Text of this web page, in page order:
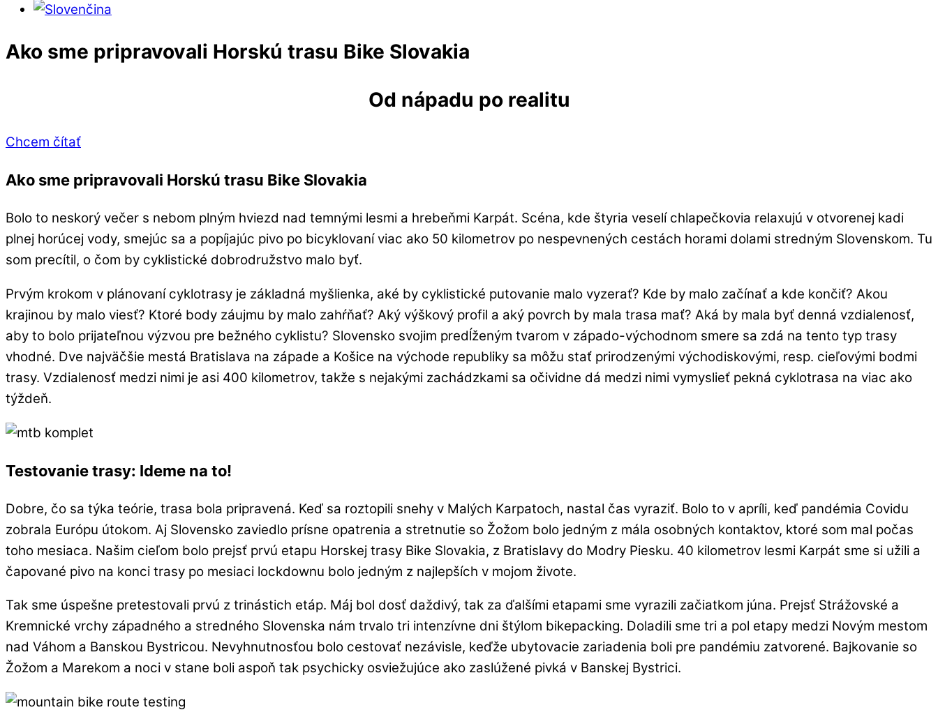
Close
Menu
Ako sme pripravovali Horskú trasu Bike Slovakia
Od nápadu po realitu
Chcem čítať
Ako sme pripravovali Horskú trasu Bike Slovakia
Bolo to neskorý večer s nebom plným hviezd nad temnými lesmi a hrebeňmi Karpát. Scéna, kde štyria veselí chlapečkovia relaxujú v otvorenej kadi
plnej horúcej vody, smejúc sa a popíjajúc pivo po bicyklovaní viac ako 50 kilometrov po nespevnených cestách horami dolami stredným Slovenskom. Tu
som precítil, o čom by cyklistické dobrodružstvo malo byť.
Prvým krokom v plánovaní cyklotrasy je základná myšlienka, aké by cyklistické putovanie malo vyzerať? Kde by malo začínať a kde končiť? Akou
krajinou by malo viesť? Ktoré body záujmu by malo zahŕňať? Aký výškový profil a aký povrch by mala trasa mať? Aká by mala byť denná vzdialenosť,
aby to bolo prijateľnou výzvou pre bežného cyklistu? Slovensko svojim predĺženým tvarom v západo-východnom smere sa zdá na tento typ trasy
vhodné. Dve najväčšie mestá Bratislava na západe a Košice na východe republiky sa môžu stať prirodzenými východiskovými, resp. cieľovými bodmi
trasy. Vzdialenosť medzi nimi je asi 400 kilometrov, takže s nejakými zachádzkami sa očividne dá medzi nimi vymyslieť pekná cyklotrasa na viac ako
týždeň.
Testovanie trasy: Ideme na to!
Dobre, čo sa týka teórie, trasa bola pripravená. Keď sa roztopili snehy v Malých Karpatoch, nastal čas vyraziť. Bolo to v apríli, keď pandémia Covidu
zobrala Európu útokom. Aj Slovensko zaviedlo prísne opatrenia a stretnutie so Žožom bolo jedným z mála osobných kontaktov, ktoré som mal počas
toho mesiaca. Našim cieľom bolo prejsť prvú etapu Horskej trasy Bike Slovakia, z Bratislavy do Modry Piesku. 40 kilometrov lesmi Karpát sme si užili a
čapované pivo na konci trasy po mesiaci lockdownu bolo jedným z najlepších v mojom živote.
Tak sme úspešne pretestovali prvú z trinástich etáp. Máj bol dosť daždivý, tak za ďalšími etapami sme vyrazili začiatkom júna. Prejsť Strážovské a
Kremnické vrchy západného a stredného Slovenska nám trvalo tri intenzívne dni štýlom bikepacking. Doladili sme tri a pol etapy medzi Novým mestom
nad Váhom a Banskou Bystricou. Nevyhnutnosťou bolo cestovať nezávisle, keďže ubytovacie zariadenia boli pre pandémiu zatvorené. Bajkovanie so
Žožom a Marekom a noci v stane boli aspoň tak psychicky osviežujúce ako zaslúžené pivká v Banskej Bystrici.